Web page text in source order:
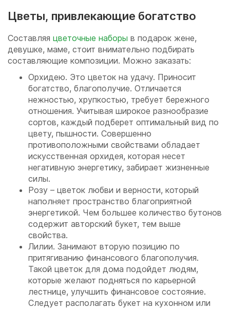
Цветы, привлекающие богатство
Составляя цветочные наборы в подарок жене,
девушке, маме, стоит внимательно подбирать
составляющие композиции. Можно заказать:
Орхидею. Это цветок на удачу. Приносит
богатство, благополучие. Отличается
нежностью, хрупкостью, требует бережного
отношения. Учитывая широкое разнообразие
сортов, каждый подберет оптимальный вид по
цвету, пышности. Совершенно
противоположными свойствами обладает
искусственная орхидея, которая несет
негативную энергетику, забирает жизненные
силы.
Розу – цветок любви и верности, который
наполняет пространство благоприятной
энергетикой. Чем большее количество бутонов
содержит авторский букет, тем выше
свойства.
Лилии. Занимают вторую позицию по
притягиванию финансового благополучия.
Такой цветок для дома подойдет людям,
которые желают подняться по карьерной
лестнице, улучшить финансовое состояние.
Следует располагать букет на кухонном или